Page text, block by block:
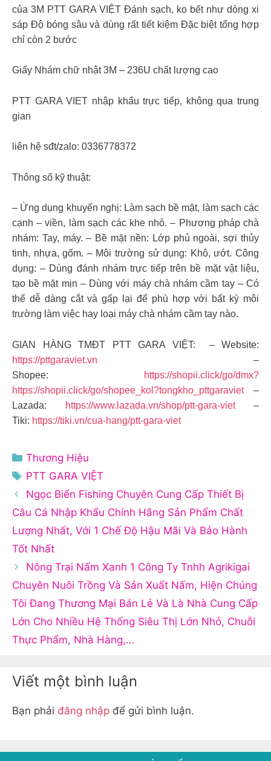
của 3M PTT GARA VIỆT Đánh sạch, ko bết như dòng xi
sáp Độ bóng sâu và dùng rất tiết kiệm Đặc biệt tổng hợp
chỉ còn 2 bước
Giấy Nhám chữ nhật 3M – 236U chất lượng cao
PTT GARA VIET nhập khẩu trực tiếp, không qua trung
gian
liên hệ sđt/zalo: 0336778372
Thông số kỹ thuật:
– Ứng dụng khuyến nghị: Làm sạch bề mặt, làm sạch các
cạnh – viền, làm sạch các khe nhỏ. – Phương pháp chà
nhám: Tay, máy. – Bề mặt nền: Lớp phủ ngoài, sợi thủy
tinh, nhựa, gốm. – Môi trường sử dụng: Khô, ướt. Công
dụng: – Dùng đánh nhám trực tiếp trên bề mặt vật liệu,
tạo bề mặt mịn – Dùng với máy chà nhám cầm tay – Có
thể dễ dàng cắt và gấp lại để phù hợp với bất kỳ môi
trường làm việc hay loại máy chà nhám cầm tay nào.
GIAN HÀNG TMĐT PTT GARA VIỆT: – Website:
https://pttgaraviet.vn –
Shopee:
https://shopii.click/go/dmx?
https://shopii.click/go/shopee_kol?tongkho_pttgaraviet–
Lazada:
https://www.lazada.vn/shop/ptt-gara-viet–
Tiki: https://tiki.vn/cua-hang/ptt-gara-viet
Danh
mục
Thương Hiệu
Thẻ
PTT GARA VIỆT
Ngọc Biển Fishing Chuyên Cung Cấp Thiết Bị
Câu Cá Nhập Khẩu Chính Hãng Sản Phẩm Chất
Lượng Nhất, Với 1 Chế Độ Hậu Mãi Và Bảo Hành
Tốt Nhất
Nông Trại Nấm Xanh 1 Công Ty Tnhh Agrikigai
Chuyên Nuôi Trồng Và Sản Xuất Nấm, Hiện Chúng
Tôi Đang Thương Mại Bán Lẻ Và Là Nhà Cung Cấp
Lớn Cho Nhiều Hệ Thống Siêu Thị Lớn Nhỏ, Chuỗi
Thực Phẩm, Nhà Hàng,…
Viết một bình luận
Bạn phải đăng nhập để gửi bình luận.